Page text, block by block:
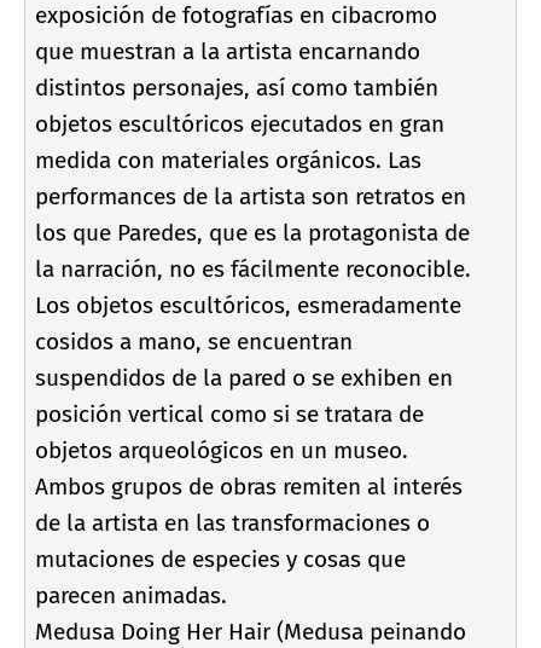
exposición de fotografí­as en cibacromo
que muestran a la artista encarnando
distintos personajes, así­ como también
objetos escultóricos ejecutados en gran
medida con materiales orgánicos. Las
performances de la artista son retratos en
los que Paredes, que es la protagonista de
la narración, no es fácilmente reconocible.
Los objetos escultóricos, esmeradamente
cosidos a mano, se encuentran
suspendidos de la pared o se exhiben en
posición vertical como si se tratara de
objetos arqueológicos en un museo.
Ambos grupos de obras remiten al interés
de la artista en las transformaciones o
mutaciones de especies y cosas que
parecen animadas.
Medusa Doing Her Hair (Medusa peinando